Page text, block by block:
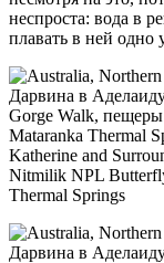
неспроста: вода в
плавать в ней одно